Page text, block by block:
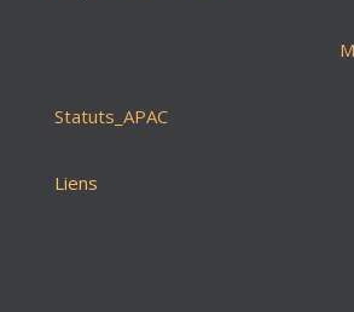
Statuts_APAC
Liens